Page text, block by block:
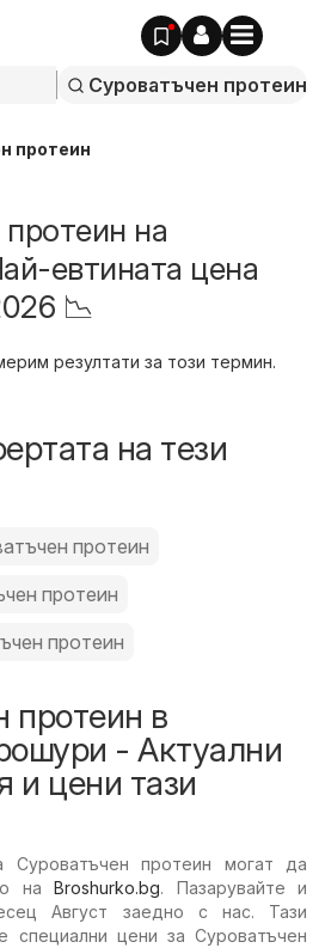
протеин
на
евтината цена
📉
резултати за този термин.
на тези
протеин
протеин
протеин
протеин в
- Актуални
и цени тази
Суроватъчен протеин могат да
на Broshurko.bg. Пазарувайте и
Август заедно с нас. Тази
специални цени за Суроватъчен